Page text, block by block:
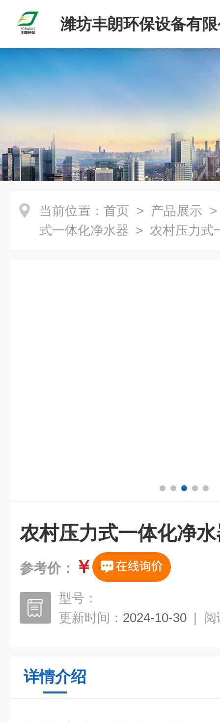
潍坊丰朗环保设备有
当前位置： 首页 > 产品展示
式一体化净水器 > 农村压力式
农村压力式一体化净
参考价： ￥
型号：
更新时间： 2024-10-30 | 阅
详情介绍